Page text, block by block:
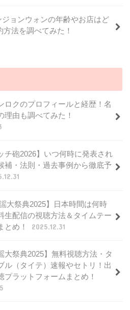
ョンウォンの年齢やお店はど
法を調べてみた！
ロクのプロフィールと経歴！名
理由も調べてみた！
チ砲2026】いつ何時に発表され
補・法則・過去事例から徹底予
謡大祭典2025】日本時間は何時
生配信の視聴方法＆タイムテー
とめ！
2025.12.31
大祭典2025】無料視聴方法・タ
ル（タイテ）速報やセトリ！出
プラットフォームまとめ！